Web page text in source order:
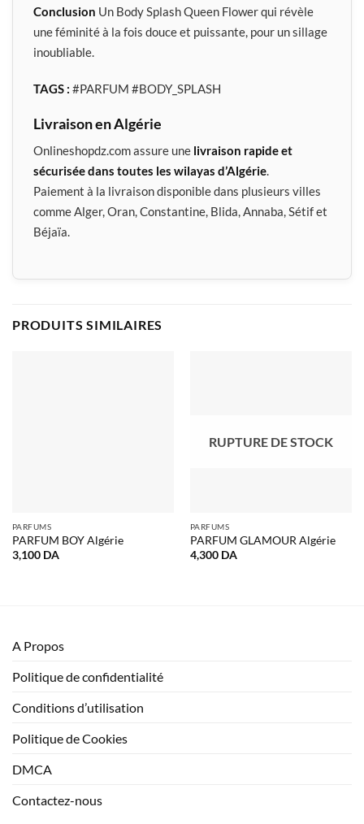
Conclusion Un Body Splash Queen Flower qui révèle
une féminité à la fois douce et puissante, pour un sillage
inoubliable.
TAGS : #PARFUM #BODY_SPLASH
Livraison en Algérie
Onlineshopdz.com assure une livraison rapide et
sécurisée dans toutes les wilayas d’Algérie.
Paiement à la livraison disponible dans plusieurs villes
comme Alger, Oran, Constantine, Blida, Annaba, Sétif et
Béjaïa.
PRODUITS SIMILAIRES
PARFUMS
PARFUM BOY Algérie
3,100 DA
RUPTURE DE STOCK
PARFUMS
PARFUM GLAMOUR Algérie
4,300 DA
A Propos
Politique de confidentialité
Conditions d’utilisation
Politique de Cookies
DMCA
Contactez-nous